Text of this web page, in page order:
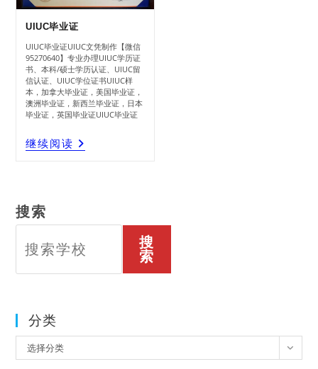
UIUC毕业证
UIUC毕业证UIUC文凭制作【微信
95270640】专业办理UIUC学历证
书、本科/硕士学历认证、UIUC留
信认证、UIUC学位证书UIUC样
本，加拿大毕业证，美国毕业证，
澳洲毕业证，新西兰毕业证，日本
毕业证，英国毕业证UIUC毕业证
继续阅读 UIUC
毕
业
搜索
搜
索
分类
类
选择分类